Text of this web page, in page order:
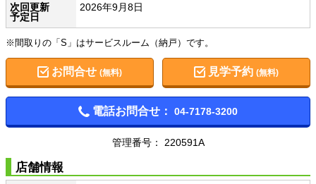
次回更新
予定日
2026年9月8日
※間取りの「S」はサービスルーム（納戸）です。
お問合せ (無料) 見学予約(無料)
電話お問合せ： 04-7178-3200
管理番号： 220591A
店舗情報